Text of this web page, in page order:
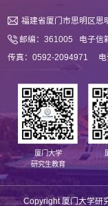
福建省厦门市思明区思
邮编：361005 电子信
传真：0592-2094971 电
厦门大学
研究生教育
Copyright 厦门大学研